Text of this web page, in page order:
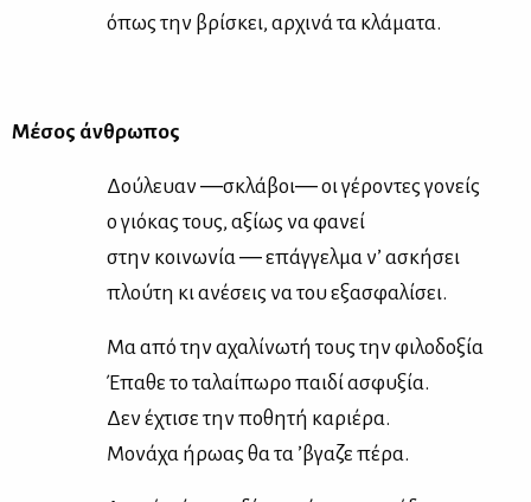
όπως την βρί­σκει, αρ­χι­νά τα κλά­μα­τα.
Μέ­σος άν­θρω­πος
Δού­λευαν ―σκλά­βοι― οι γέ­ρο­ντες γο­νείς
ο γιό­κας τους, αξί­ως να φα­νεί
στην κοι­νω­νία ― επάγ­γελ­μα ν’ ασκή­σει
πλού­τη κι ανέ­σεις να του εξα­σφα­λί­σει.
Μα από την αχα­λί­νω­τή τους την φι­λο­δο­ξία
Έπα­θε το τα­λαί­πω­ρο παι­δί ασφυ­ξία.
Δεν έχτι­σε την πο­θη­τή κα­ριέ­ρα.
Μο­νά­χα ήρω­ας θα τα ’βγα­ζε πέ­ρα.